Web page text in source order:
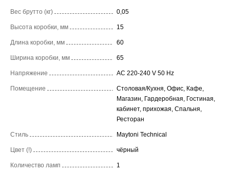
Вес брутто (кг) 0,05
Высота коробки, мм 15
Длина коробки, мм 60
Ширина коробки, мм 65
Напряжение AC 220-240 V 50 Hz
Помещение
Столовая/Кухня, Офис, Кафе,
Магазин, Гардеробная, Гостиная,
кабинет, прихожая, Спальня,
Ресторан
Стиль Maytoni Technical
Цвет (!) чёрный
Количество ламп 1